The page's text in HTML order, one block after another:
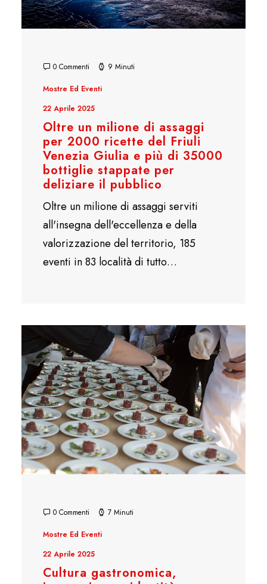
0 Commenti 9 Minuti
Mostre Ed Eventi
22 Aprile 2025
Oltre un milione di assaggi
per 2000 ricette del Friuli
Venezia Giulia e più di 35000
bottiglie stappate per
deliziare il pubblico
Oltre un milione di assaggi serviti
all'insegna dell'eccellenza e della
valorizzazione del territorio, 185
eventi in 83 località di tutto…
0 Commenti 7 Minuti
Mostre Ed Eventi
22 Aprile 2025
Cultura gastronomica,